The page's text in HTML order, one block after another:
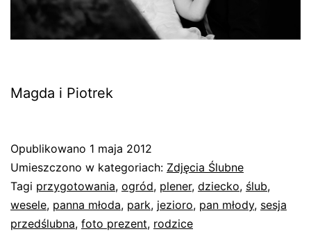
Magda i Piotrek
Opublikowano 1 maja 2012
Umieszczono w kategoriach: Zdjęcia Ślubne
Tagi przygotowania, ogród, plener, dziecko, ślub,
wesele, panna młoda, park, jezioro, pan młody, sesja
przedślubna, foto prezent, rodzice